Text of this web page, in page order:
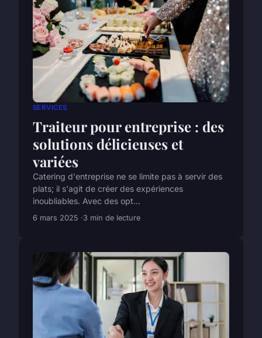
SERVICES
Traiteur pour entreprise : des
solutions délicieuses et
variées
Catering d'entreprise ne se limite pas à servir des
plats; il s'agit de créer des expériences
inoubliables. Avec des opt...
6 mars 2025 3 min de lecture